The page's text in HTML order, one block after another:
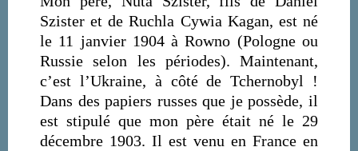
Szister et de Ruchla Cywia Kagan, est né
le 11 janvier 1904 à Rowno (Pologne ou
Russie selon les périodes). Maintenant,
c’est l’Ukraine, à côté de Tchernobyl !
Dans des papiers russes que je possède, il
est stipulé que mon père était né le 29
décembre 1903. Il est venu en France en